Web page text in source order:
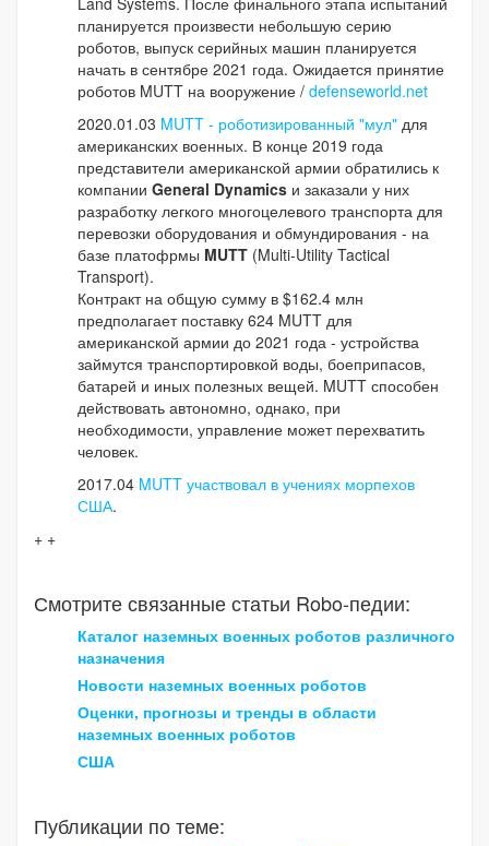
планируется произвести небольшую серию
роботов, выпуск серийных машин планируется
начать в сентябре 2021 года. Ожидается принятие
роботов MUTT на вооружение / defenseworld.net
2020.01.03 MUTT - роботизированный "мул" для
американских военных. В конце 2019 года
представители американской армии обратились к
компании General Dynamics и заказали у них
разработку легкого многоцелевого транспорта для
перевозки оборудования и обмундирования - на
базе платофрмы MUTT (Multi-Utility Tactical
Transport).
Контракт на общую сумму в $162.4 млн
предполагает поставку 624 MUTT для
американской армии до 2021 года - устройства
займутся транспортировкой воды, боеприпасов,
батарей и иных полезных вещей. MUTT способен
действовать автономно, однако, при
необходимости, управление может перехватить
человек.
2017.04 MUTT участвовал в учениях морпехов
США.
+ +
Смотрите связанные статьи Robo-педии:
Каталог наземных военных роботов различного
назначения
Новости наземных военных роботов
Оценки, прогнозы и тренды в области
наземных военных роботов
США
Публикации по теме: